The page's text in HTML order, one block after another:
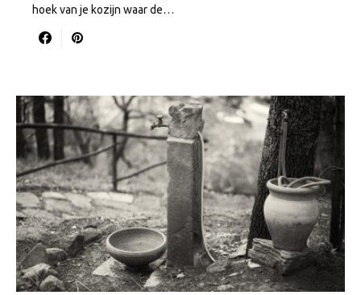
hoek van je kozijn waar de…